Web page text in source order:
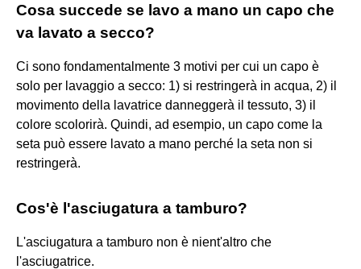
Cosa succede se lavo a mano un capo che
va lavato a secco?
Ci sono fondamentalmente 3 motivi per cui un capo è
solo per lavaggio a secco: 1) si restringerà in acqua, 2) il
movimento della lavatrice danneggerà il tessuto, 3) il
colore scolorirà. Quindi, ad esempio, un capo come la
seta può essere lavato a mano perché la seta non si
restringerà.
Cos'è l'asciugatura a tamburo?
L'asciugatura a tamburo non è nient'altro che
l'asciugatrice.